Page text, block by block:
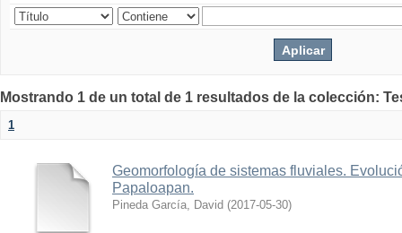
Mostrando 1 de un total de 1 resultados de la colección:
1
Geomorfología de sistemas fluviales.
Papaloapan.
Pineda García, David (2017-05-30)